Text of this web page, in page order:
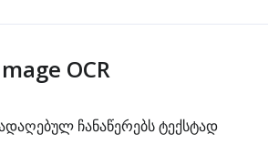
OCR
ჩანაწერებს ტექსტად